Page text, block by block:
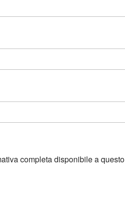
completa disponibile a questo